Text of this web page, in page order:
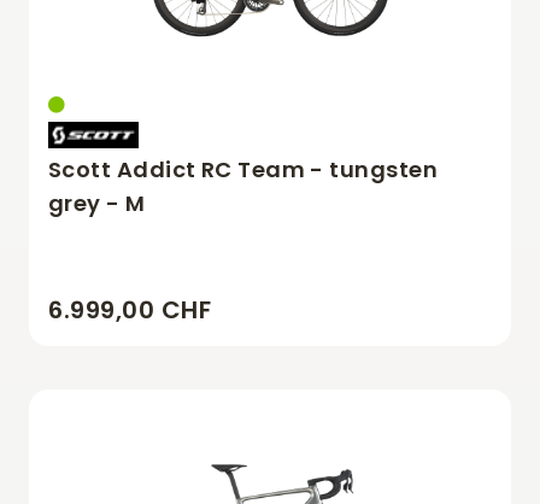
Scott Addict RC Team - tungsten
grey - M
6.999,00 CHF